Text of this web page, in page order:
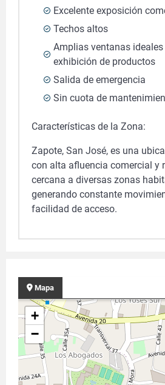
Excelente exposición
Techos altos
Amplias ventanas
exhibición de productos
Salida de emergencia
Sin cuota de
Características de la Zona:
Zapote, San José, es una
con alta afluencia comercial y
cercana a diversas zonas
generando constante
facilidad de acceso.
Mapa
+
−